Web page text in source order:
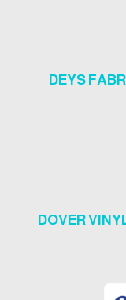
DEYS
DOVER